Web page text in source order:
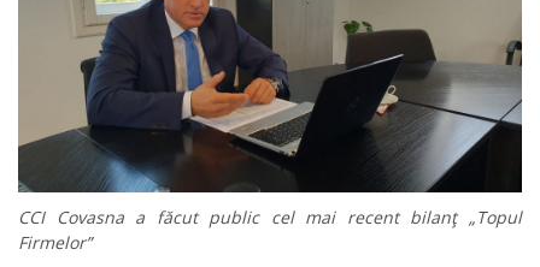
CCI Covasna a făcut public cel mai recent bilanț „Topul
Firmelor”